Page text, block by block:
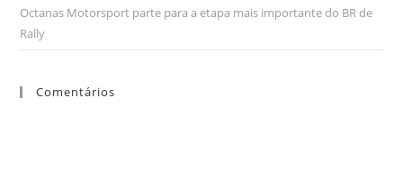
Octanas Motorsport parte para a etapa mais importante do BR de
Rally
Comentários